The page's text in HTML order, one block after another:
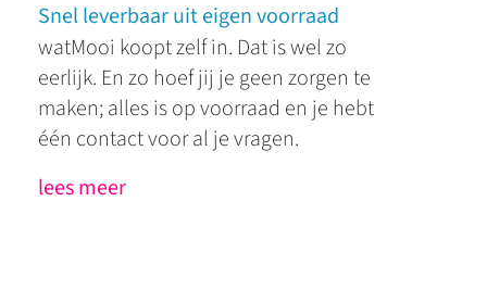
Snel leverbaar uit eigen voorraad
watMooi koopt zelf in. Dat is wel zo
eerlijk. En zo hoef jij je geen zorgen te
maken; alles is op voorraad en je hebt
één contact voor al je vragen.
lees meer